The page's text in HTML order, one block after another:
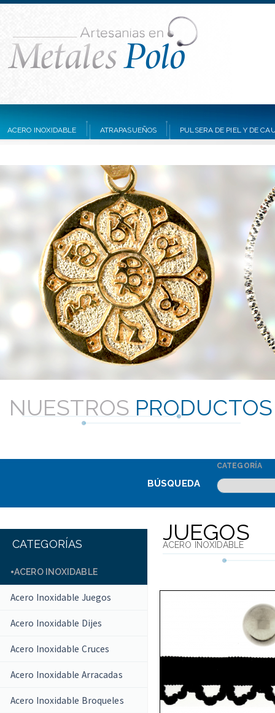
ACERO INOXIDABLE ATRAPASUEÑOS PULSERA DE PIEL Y DE
NUESTROS PRODUCTOS
CATEGORÍA
BÚSQUEDA
CATEGORÍAS
ACERO INOXIDABLE
Acero Inoxidable Juegos
Acero Inoxidable Dijes
Acero Inoxidable Cruces
Acero Inoxidable Arracadas
Acero Inoxidable Broqueles
JUEGOS
ACERO INOXIDABLE